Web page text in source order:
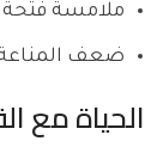
ملامسة
ضعف المناعة
الحياة مع